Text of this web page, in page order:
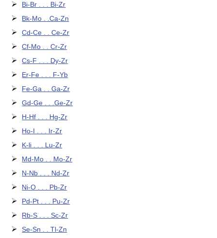
Bi-Br . . . Bi-Zr
Bk-Mo . .Ca-Zn
Cd-Ce . . Ce-Zr
Cf-Mo . . Cr-Zr
Cs-F . . . Dy-Zr
Er-Fe . . . F-Yb
Fe-Ga . . Ga-Zr
Gd-Ge . . .Ge-Zr
H-Hf . . . Hg-Zr
Ho-I . . . Ir-Zr
K-li . . . Lu-Zr
Md-Mo . . Mo-Zr
N-Nb . . . Nd-Zr
Ni-O . . . Pb-Zr
Pd-Pt . . . Pu-Zr
Rb-S . . . Sc-Zr
Se-Sn . . Tl-Zn